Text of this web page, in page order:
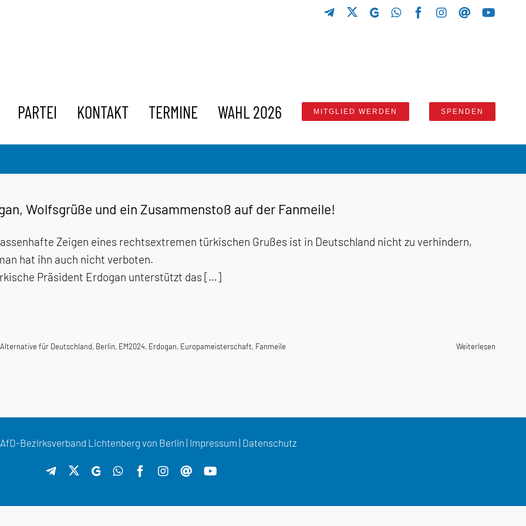
TelegramGETTRWhatsAppFacebook
Instagram
Threads
PARTEI KONTAKT TERMINE WAHL 2026 MITGLIED WERDEN SPENDEN
Wolfsgrüße und ein Zusammenstoß auf der Fanmeile!
Zeigen eines rechtsextremen türkischen Grußes ist in Deutschland nicht zu verhindern,
hat ihn auch nicht verboten.
Präsident Erdogan unterstützt das […]
Alternative für Deutschland, Berlin, EM2024, Erdogan, Europameisterschaft, Fanmeile Weiterlesen
Bezirksverband Lichtenberg von Berlin | Impressum | Datenschutz
TelegramGETTRWhatsAppFacebook
Instagram
Threads